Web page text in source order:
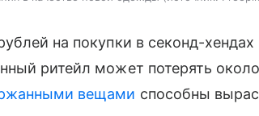
на покупки в секонд-хендах
ритейл может потерять
вещами способны